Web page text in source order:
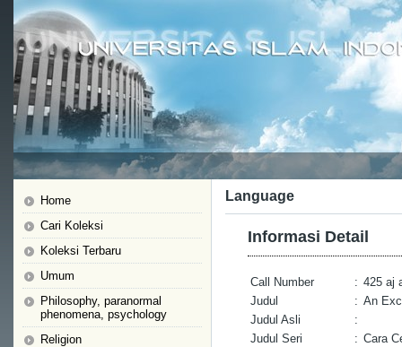
Home
Cari Koleksi
Koleksi Terbaru
Umum
Philosophy, paranormal
phenomena, psychology
Religion
Language
Informasi Detail
Call Number : 425 aj
Judul
: An
Judul Asli
:
Judul Seri
: Cara